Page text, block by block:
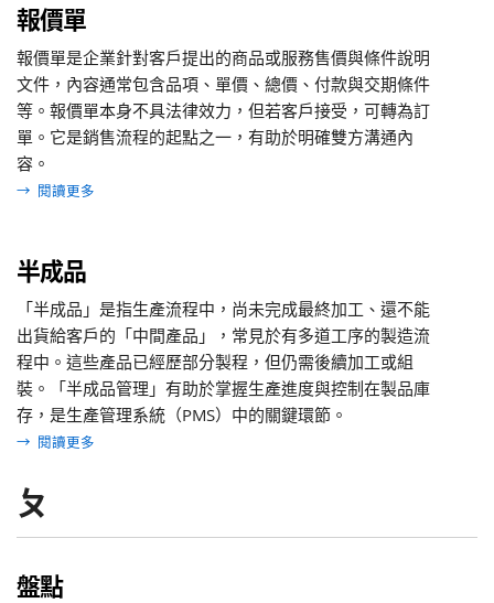
報價單
報價單是企業針對客戶提出的商品或服務售價與條件說明
文件，內容通常包含品項、單價、總價、付款與交期條件
等。報價單本身不具法律效力，但若客戶接受，可轉為訂
單。它是銷售流程的起點之一，有助於明確雙方溝通內
容。
→ 閱讀更多
半成品
「半成品」是指生產流程中，尚未完成最終加工、還不能
出貨給客戶的「中間產品」，常見於有多道工序的製造流
程中。這些產品已經歷部分製程，但仍需後續加工或組
裝。「半成品管理」有助於掌握生產進度與控制在製品庫
存，是生產管理系統（PMS）中的關鍵環節。
→ 閱讀更多
ㄆ
盤點